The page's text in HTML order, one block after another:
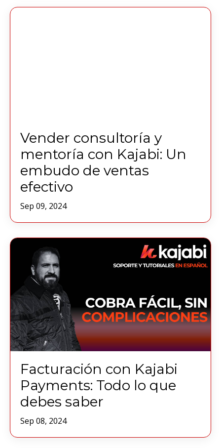
Vender consultoría y
mentoría con Kajabi: Un
embudo de ventas
efectivo
Sep 09, 2024
Facturación con Kajabi
Payments: Todo lo que
debes saber
Sep 08, 2024